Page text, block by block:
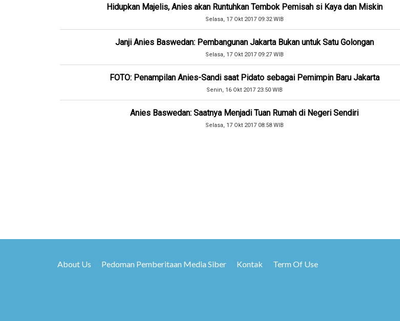
Hidupkan Majelis, Anies akan Runtuhkan Tembok Pemisah si Kaya dan Miskin
Selasa, 17 Okt 2017 09:32 WIB
Janji Anies Baswedan: Pembangunan Jakarta Bukan untuk Satu Golongan
Selasa, 17 Okt 2017 09:27 WIB
FOTO: Penampilan Anies-Sandi saat Pidato sebagai Pemimpin Baru Jakarta
Senin, 16 Okt 2017 23:50 WIB
Anies Baswedan: Saatnya Menjadi Tuan Rumah di Negeri Sendiri
Selasa, 17 Okt 2017 08:58 WIB
About Us Pedoman Pemberitaan Media Siber Kontak Term Of Use